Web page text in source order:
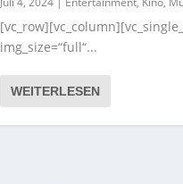
img_size=“full“...
WEITERLESEN